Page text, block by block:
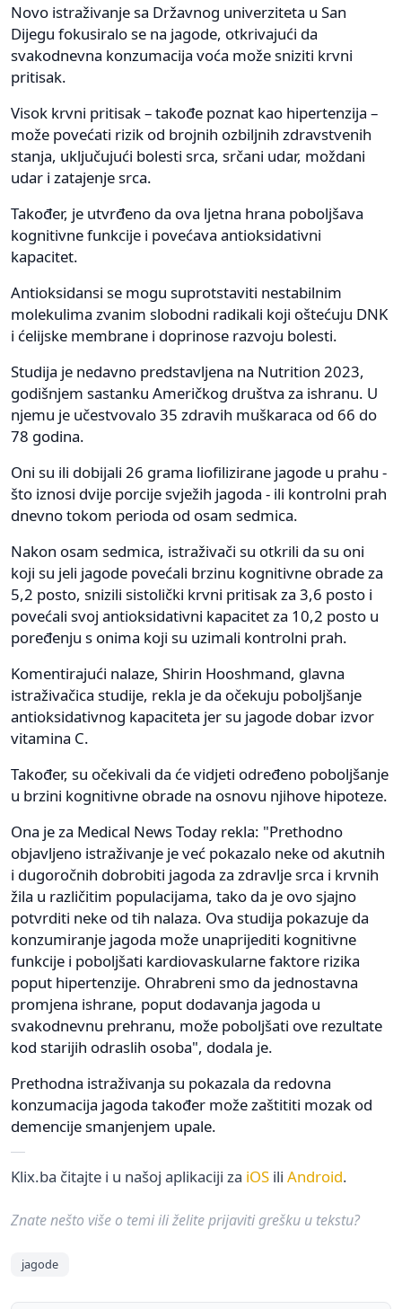
Novo istraživanje sa Državnog univerziteta u San
Dijegu fokusiralo se na jagode, otkrivajući da
svakodnevna konzumacija voća može sniziti krvni
pritisak.
Visok krvni pritisak – takođe poznat kao hipertenzija –
može povećati rizik od brojnih ozbiljnih zdravstvenih
stanja, uključujući bolesti srca, srčani udar, moždani
udar i zatajenje srca.
Također, je utvrđeno da ova ljetna hrana poboljšava
kognitivne funkcije i povećava antioksidativni
kapacitet.
Antioksidansi se mogu suprotstaviti nestabilnim
molekulima zvanim slobodni radikali koji oštećuju DNK
i ćelijske membrane i doprinose razvoju bolesti.
Studija je nedavno predstavljena na Nutrition 2023,
godišnjem sastanku Američkog društva za ishranu. U
njemu je učestvovalo 35 zdravih muškaraca od 66 do
78 godina.
Oni su ili dobijali 26 grama liofilizirane jagode u prahu -
što iznosi dvije porcije svježih jagoda - ili kontrolni prah
dnevno tokom perioda od osam sedmica.
Nakon osam sedmica, istraživači su otkrili da su oni
koji su jeli jagode povećali brzinu kognitivne obrade za
5,2 posto, snizili sistolički krvni pritisak za 3,6 posto i
povećali svoj antioksidativni kapacitet za 10,2 posto u
poređenju s onima koji su uzimali kontrolni prah.
Komentirajući nalaze, Shirin Hooshmand, glavna
istraživačica studije, rekla je da očekuju poboljšanje
antioksidativnog kapaciteta jer su jagode dobar izvor
vitamina C.
Također, su očekivali da će vidjeti određeno poboljšanje
u brzini kognitivne obrade na osnovu njihove hipoteze.
Ona je za Medical News Today rekla: "Prethodno
objavljeno istraživanje je već pokazalo neke od akutnih
i dugoročnih dobrobiti jagoda za zdravlje srca i krvnih
žila u različitim populacijama, tako da je ovo sjajno
potvrditi neke od tih nalaza. Ova studija pokazuje da
konzumiranje jagoda može unaprijediti kognitivne
funkcije i poboljšati kardiovaskularne faktore rizika
poput hipertenzije. Ohrabreni smo da jednostavna
promjena ishrane, poput dodavanja jagoda u
svakodnevnu prehranu, može poboljšati ove rezultate
kod starijih odraslih osoba", dodala je.
Prethodna istraživanja su pokazala da redovna
konzumacija jagoda također može zaštititi mozak od
demencije smanjenjem upale.
Klix.ba čitajte i u našoj aplikaciji za iOS ili Android.
Znate nešto više o temi ili želite prijaviti grešku u tekstu?
jagode